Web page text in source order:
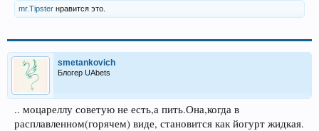
mr.Tipster нравится это.
smetankovich
Блогер UAbets
.. моцареллу советую не есть,а пить.Она,когда в
расплавленном(горячем) виде, становится как йогурт жидкая.